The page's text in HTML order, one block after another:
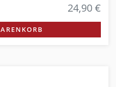
24,90 €